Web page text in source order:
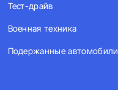
Тест-драйв
Военная техника
Подержанные автомобили